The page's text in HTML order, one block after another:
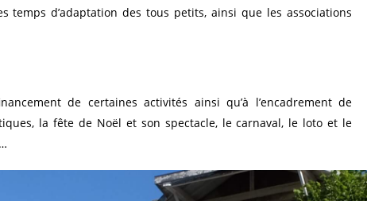
temps d’adaptation des tous petits, ainsi que les associations
de certaines activités ainsi qu’à l’encadrement de
la fête de Noël et son spectacle, le carnaval, le loto et le